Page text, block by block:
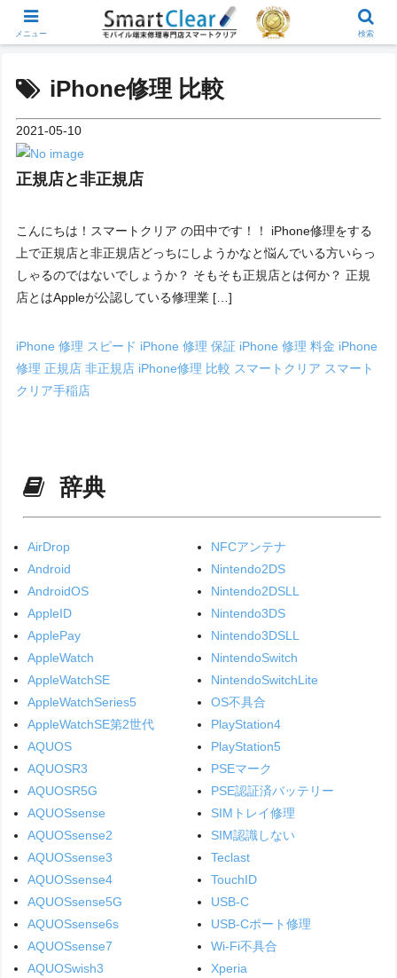
iPhone修理 比較
2021-05-10
正規店と非正規店
こんにちは！スマートクリア の田中です！！ iPhone修理をする
上で正規店と非正規店どっちにしようかなと悩んでいる方いらっ
しゃるのではないでしょうか？ そもそも正規店とは何か？ 正規
店とはAppleが公認している修理業 […]
iPhone 修理 スピード iPhone 修理 保証 iPhone 修理 料金 iPhone
修理 正規店 非正規店 iPhone修理 比較 スマートクリア スマート
クリア手稲店
辞典
AirDrop
Android
AndroidOS
AppleID
ApplePay
AppleWatch
AppleWatchSE
AppleWatchSeries5
AppleWatchSE第2世代
AQUOS
AQUOSR3
AQUOSR5G
AQUOSsense
AQUOSsense2
AQUOSsense3
AQUOSsense4
AQUOSsense5G
AQUOSsense6s
AQUOSsense7
AQUOSwish3
NFCアンテナ
Nintendo2DS
Nintendo2DSLL
Nintendo3DS
Nintendo3DSLL
NintendoSwitch
NintendoSwitchLite
OS不具合
PlayStation4
PlayStation5
PSEマーク
PSE認証済バッテリー
SIMトレイ修理
SIM認識しない
Teclast
TouchID
USB-C
USB-Cポート修理
Wi-Fi不具合
Xperia
メニュー 検索